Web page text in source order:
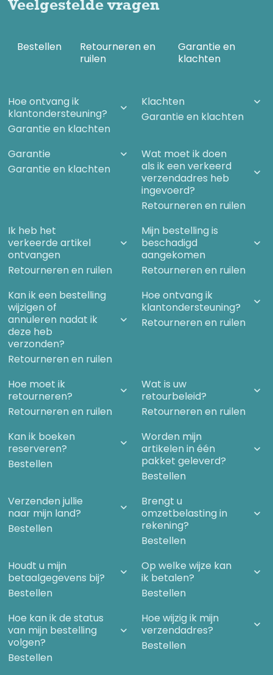
Digitale controle en gedragssturing
Duitsland: ontmanteling van Europa's industriële
kernSociale cohesie onder druk: wat de statistieken
Geoengineering als controlemiddelPatenten en
beleidsdocumenten: de technische infrastructuur
CO₂: van levensgas tot schuldgasHet Nederlandse
stikstofbeleidHoe klimaatangst bij jongeren ontstaat
systeemindicatorSpeculeren met voedsel
Water en farmaceutische vervuilingFluoride: medicatie
zonder toestemming
Deel VII — Filantropie, macht en normalisatie
Filantropie als machtsarchitectuurDe fiscale
architectuur: filantropie als ongekozen
Bill Gates: architect van een parallel besturingssysteem
Covid als apotheose: het systeem in werkingWat
overblijft: precedenten, structuren en het volgende
systeem'At the speed of science'
Media, framing en misleiding
Normalisering en impliciete keuzeVan herstel naar
beheersingVitaliteit en voortplanting buiten beeld
Is er een populatie-agenda?Van beheersbaarheid
naar structurele schade
Ethiek, verantwoordelijkheid en handelingsruimteEthiek
zonder intentie: een ongemakkelijke
angst
Deel IX — De diepere laag
Waarom mensen zoeken naar diepere verklaringen
gnostische primaire bronnen: Archonten in de Nag
Hammadi-tekstenRoma amor inversus est — de
inversie als systeemHollywood en predictive
programming: het systeem toont zichzelf
Bewustzijn als sleutel en uitweg
Veelgestelde vragen
Bestellen
Retourneren en
ruilen
Garantie en
klachten
Hoe ontvang ik
klantondersteuning?
Garantie en klachten
Klachten
Garantie en klachten
Garantie
Garantie en klachten
Wat moet ik doen
als ik een verkeerd
verzendadres heb
ingevoerd?
Retourneren en ruilen
Ik heb het
verkeerde artikel
ontvangen
Retourneren en ruilen
Mijn bestelling is
beschadigd
aangekomen
Retourneren en ruilen
Kan ik een bestelling
wijzigen of
annuleren nadat ik
deze heb
verzonden?
Retourneren en ruilen
Hoe ontvang ik
klantondersteuning?
Retourneren en ruilen
Hoe moet ik
retourneren?
Retourneren en ruilen
Wat is uw
retourbeleid?
Retourneren en ruilen
Kan ik boeken
reserveren?
Bestellen
Worden mijn
artikelen in één
pakket geleverd?
Bestellen
Verzenden jullie
naar mijn land?
Bestellen
Brengt u
omzetbelasting in
rekening?
Bestellen
Houdt u mijn
betaalgegevens bij?
Bestellen
Op welke wijze kan
ik betalen?
Bestellen
Hoe kan ik de status
van mijn bestelling
volgen?
Bestellen
Hoe wijzig ik mijn
verzendadres?
Bestellen